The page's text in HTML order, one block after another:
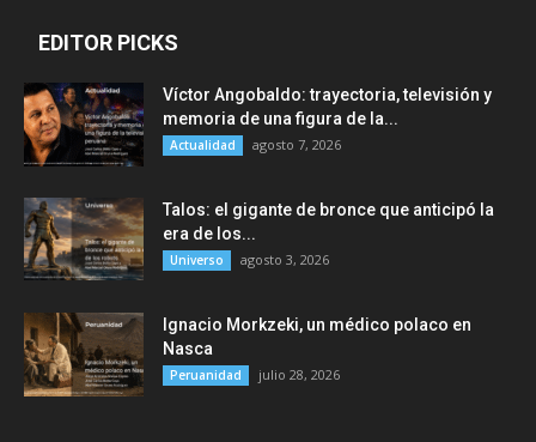
EDITOR PICKS
Víctor Angobaldo: trayectoria, televisión y
memoria de una figura de la...
Actualidad agosto 7, 2026
Talos: el gigante de bronce que anticipó la
era de los...
Universo agosto 3, 2026
Ignacio Morkzeki, un médico polaco en
Nasca
Peruanidad julio 28, 2026